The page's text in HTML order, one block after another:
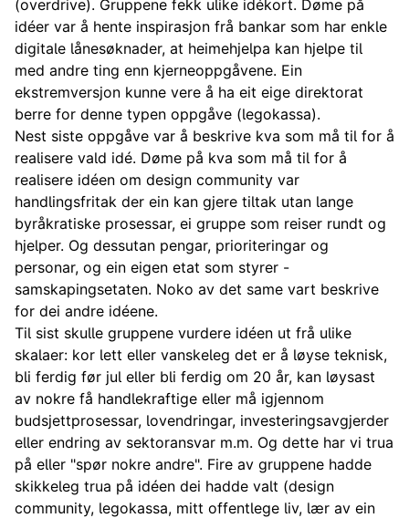
(overdrive). Gruppene fekk ulike idékort. Døme på
idéer var å hente inspirasjon frå bankar som har enkle
digitale lånesøknader, at heimehjelpa kan hjelpe til
med andre ting enn kjerneoppgåvene. Ein
ekstremversjon kunne vere å ha eit eige direktorat
berre for denne typen oppgåve (legokassa).
Nest siste oppgåve var å beskrive kva som må til for å
realisere vald idé. Døme på kva som må til for å
realisere idéen om design community var
handlingsfritak der ein kan gjere tiltak utan lange
byråkratiske prosessar, ei gruppe som reiser rundt og
hjelper. Og dessutan pengar, prioriteringar og
personar, og ein eigen etat som styrer -
samskapingsetaten. Noko av det same vart beskrive
for dei andre idéene.
Til sist skulle gruppene vurdere idéen ut frå ulike
skalaer: kor lett eller vanskeleg det er å løyse teknisk,
bli ferdig før jul eller bli ferdig om 20 år, kan løysast
av nokre få handlekraftige eller må igjennom
budsjettprosessar, lovendringar, investeringsavgjerder
eller endring av sektoransvar m.m. Og dette har vi trua
på eller "spør nokre andre". Fire av gruppene hadde
skikkeleg trua på idéen dei hadde valt (design
community, legokassa, mitt offentlege liv, lær av ein